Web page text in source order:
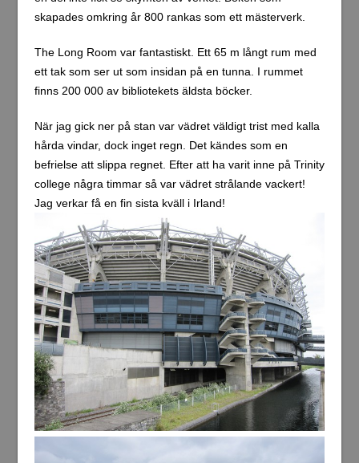
skapades omkring år 800 rankas som ett mästerverk.
The Long Room var fantastiskt. Ett 65 m långt rum med
ett tak som ser ut som insidan på en tunna. I rummet
finns 200 000 av bibliotekets äldsta böcker.
När jag gick ner på stan var vädret väldigt trist med kalla
hårda vindar, dock inget regn. Det kändes som en
befrielse att slippa regnet. Efter att ha varit inne på Trinity
college några timmar så var vädret strålande vackert!
Jag verkar få en fin sista kväll i Irland!